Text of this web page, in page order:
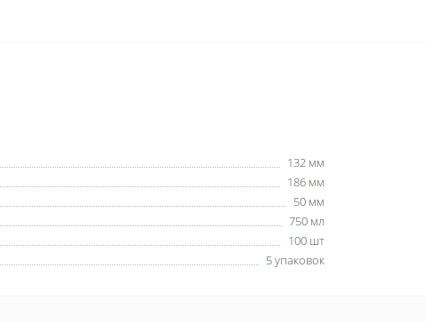
132 мм
186 мм
50 мм
750 мл
100 шт
5 упаковок